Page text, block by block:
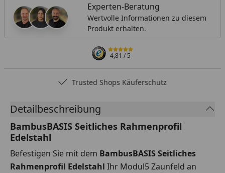
Experten-Beratung
Wertvolle Informationen zu diesem
Produkt erhalten.
4,81/ 5
Trusted Shops Käuferschutz
Detailbeschreibung
BambusBASIS Seitliches Rahmenprofil
Edelstahl
Befestigen Sie mit dem BambusBASIS Seitliches
Rahmenprofil Edelstahl Ihr Modul5 Zaunfeld an